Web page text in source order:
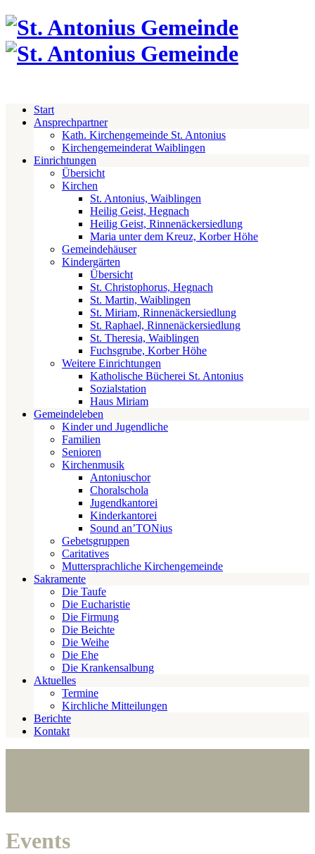
Start
Ansprechpartner
Kath. Kirchengemeinde St. Antonius
Kirchengemeinderat Waiblingen
Einrichtungen
Übersicht
Kirchen
St. Antonius, Waiblingen
Heilig Geist, Hegnach
Heilig Geist, Rinnenäckersiedlung
Maria unter dem Kreuz, Korber Höhe
Gemeindehäuser
Kindergärten
Übersicht
St. Christophorus, Hegnach
St. Martin, Waiblingen
St. Miriam, Rinnenäckersiedlung
St. Raphael, Rinnenäckersiedlung
St. Theresia, Waiblingen
Fuchsgrube, Korber Höhe
Weitere Einrichtungen
Katholische Bücherei St. Antonius
Sozialstation
Haus Miriam
Gemeindeleben
Kinder und Jugendliche
Familien
Senioren
Kirchenmusik
Antoniuschor
Choralschola
Jugendkantorei
Kinderkantorei
Sound an’TONius
Gebetsgruppen
Caritatives
Muttersprachliche Kirchengemeinde
Sakramente
Die Taufe
Die Eucharistie
Die Firmung
Die Beichte
Die Weihe
Die Ehe
Die Krankensalbung
Aktuelles
Termine
Kirchliche Mitteilungen
Berichte
Kontakt
Events